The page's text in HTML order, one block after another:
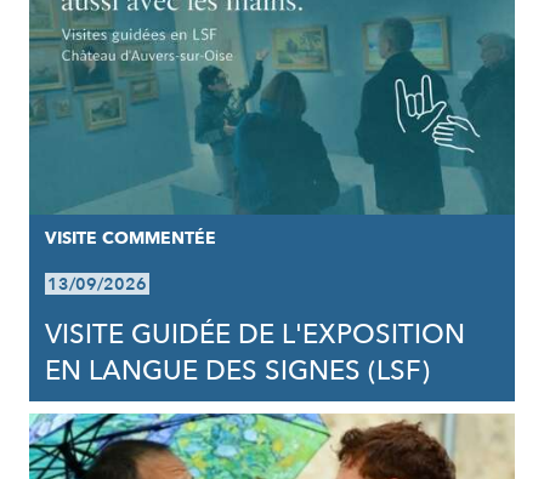
VISITE COMMENTÉE
13/09/2026
VISITE GUIDÉE DE L'EXPOSITION
EN LANGUE DES SIGNES (LSF)